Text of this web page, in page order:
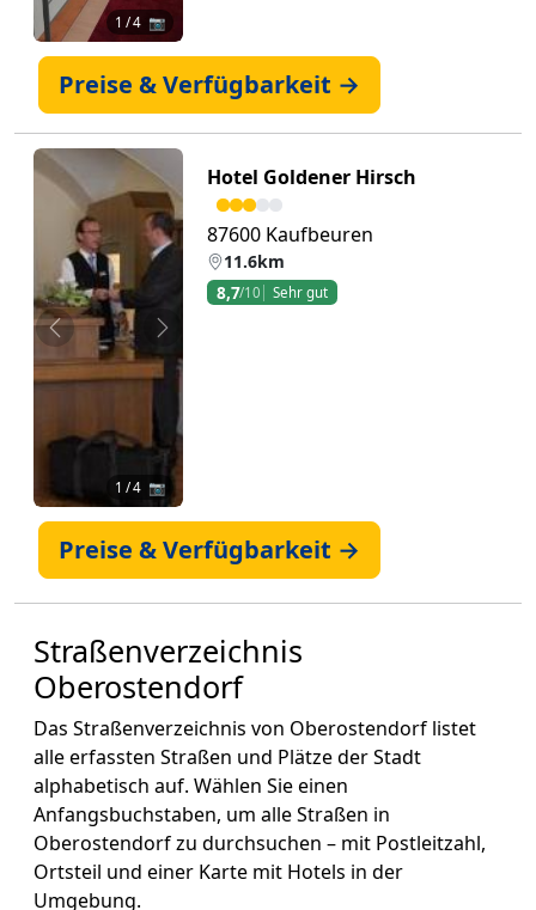
1 / 4 📷
Preise & Verfügbarkeit →
Zurück Weiter
1 / 4 📷
Hotel Goldener Hirsch
87600 Kaufbeuren
11.6km
8,7/10 Sehr gut
Preise & Verfügbarkeit →
Straßenverzeichnis
Oberostendorf
Das Straßenverzeichnis von Oberostendorf listet
alle erfassten Straßen und Plätze der Stadt
alphabetisch auf. Wählen Sie einen
Anfangsbuchstaben, um alle Straßen in
Oberostendorf zu durchsuchen – mit Postleitzahl,
Ortsteil und einer Karte mit Hotels in der
Umgebung.